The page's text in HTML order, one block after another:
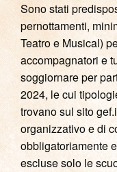
Sono stati
pernottamenti,
Teatro e Musical)
accompagnatori e
soggiornare per
2024, le cui
trovano sul sito
organizzativo e di
obbligatoriamente
escluse solo le